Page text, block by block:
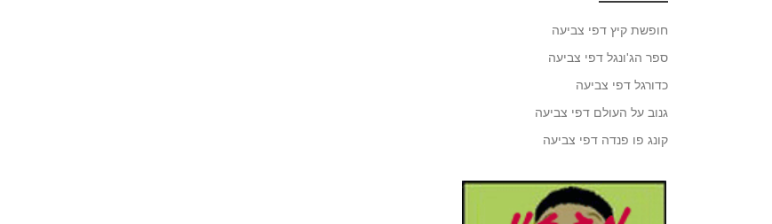
חופשת קיץ דפי צביעה
ספר הג'ונגל דפי צביעה
כדורגל דפי צביעה
גנוב על העולם דפי צביעה
קונג פו פנדה דפי צביעה